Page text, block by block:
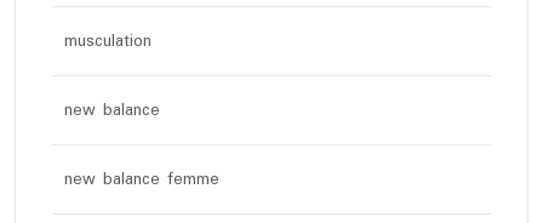
musculation
new balance
new balance femme